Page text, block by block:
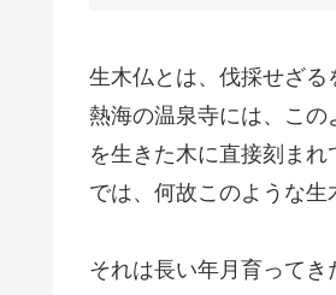
生木仏とは、伐採せざる
熱海の温泉寺には、この
を生きた木に直接刻まれ
では、何故このような生
それは長い年月育って